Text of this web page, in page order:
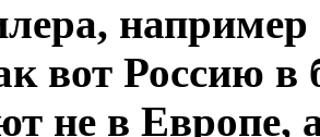
вот Россию в
не в Европе,